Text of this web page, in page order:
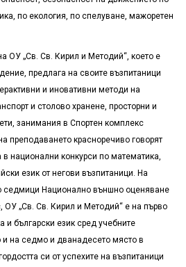
по екология, по спелуване, мажоретен
ОУ „Св. Св. Кирил и Методий“, което е
предлага на своите възпитаници
и иновативни методи на
и столово хранене, просторни и
занимания в Спортен комплекс
преподаването красноречиво говорят
национални конкурси по математика,
език от негови възпитаници. На
седмици Национално външно оценяване
ОУ „Св. Св. Кирил и Методий“ е на първо
и български език сред учебните
и на седмо и дванадесето място в
си от успехите на възпитаници